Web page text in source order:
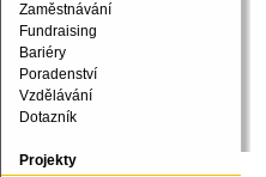
Zaměstnávání
Fundraising
Bariéry
Poradenství
Vzdělávání
Dotazník
Projekty